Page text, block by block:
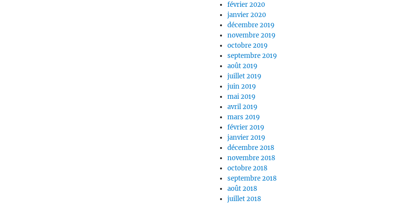
février 2020
janvier 2020
décembre 2019
novembre 2019
octobre 2019
septembre 2019
août 2019
juillet 2019
juin 2019
mai 2019
avril 2019
mars 2019
février 2019
janvier 2019
décembre 2018
novembre 2018
octobre 2018
septembre 2018
août 2018
juillet 2018